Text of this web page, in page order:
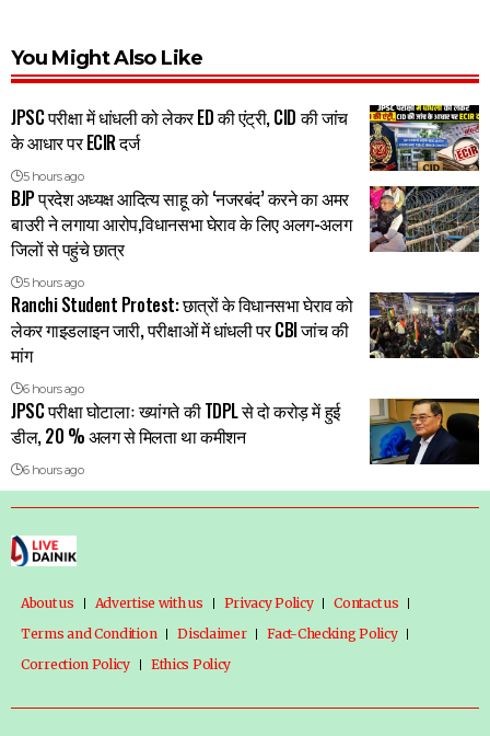
You Might Also Like
JPSC परीक्षा में धांधली को लेकर ED की एंट्री, CID की जांच
के आधार पर ECIR दर्ज
5 hours ago
BJP प्रदेश अध्यक्ष आदित्य साहू को ‘नजरबंद’ करने का अमर
बाउरी ने लगाया आरोप,विधानसभा घेराव के लिए अलग-अलग
जिलों से पहुंचे छात्र
5 hours ago
Ranchi Student Protest: छात्रों के विधानसभा घेराव को
लेकर गाइडलाइन जारी, परीक्षाओं में धांधली पर CBI जांच की
मांग
6 hours ago
JPSC परीक्षा घोटालाः ख्यांगते की TDPL से दो करोड़ में हुई
डील, 20 % अलग से मिलता था कमीशन
6 hours ago
About us Advertise with us Privacy Policy
Contact us
Terms and Condition
Disclaimer
Fact-Checking Policy
Correction Policy
Ethics Policy